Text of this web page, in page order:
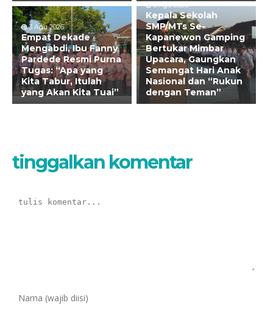
3 Agu 2026
Empat Dekade
Mengabdi, Ibu Fanny
Pardede Resmi Purna
Tugas: “Apa yang
Kita Tabur, Itulah
yang Akan Kita Tuai”
3 Agu 2026
Kepala Sekolah
SMP/MTs Se-
Kapanewon Gamping
Bertukar Mimbar
Upacara, Gaungkan
Semangat Hari Anak
Nasional dan “Rukun
dengan Teman”
tinggalkan komentar